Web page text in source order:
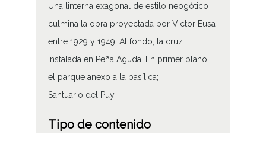
Una linterna exagonal de estilo neogótico
culmina la obra proyectada por Victor Eusa
entre 1929 y 1949. Al fondo, la cruz
instalada en Peña Aguda. En primer plano,
el parque anexo a la basílica;
Santuario del Puy
Tipo de contenido